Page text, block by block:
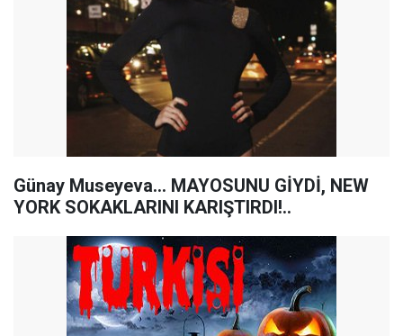
Günay Museyeva... MAYOSUNU GİYDİ, NEW
YORK SOKAKLARINI KARIŞTIRDI!..